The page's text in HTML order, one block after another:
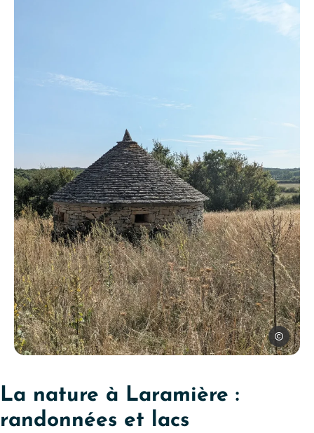
Caselle à Laramière, © SPL Ouest Aveyron Tourisme
SPL
La nature à Laramière :
randonnées et lacs